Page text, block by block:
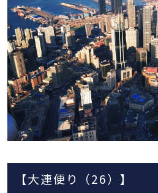
【大連便り（26）】